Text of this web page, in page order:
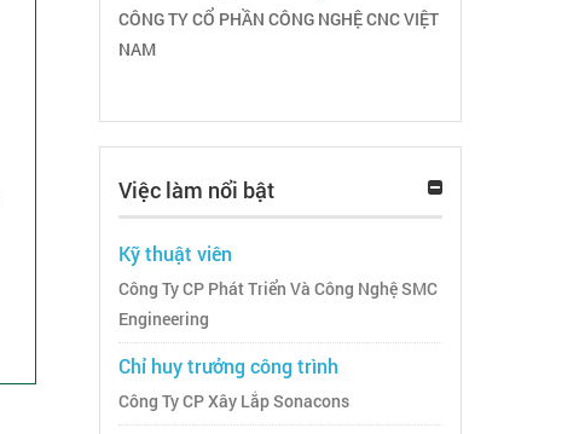
CÔNG TY CỔ PHẦN CÔNG NGHỆ CNC VIỆT
NAM
Việc làm nổi bật
Kỹ thuật viên
Công Ty CP Phát Triển Và Công Nghệ SMC
Engineering
Chỉ huy trưởng công trình
Công Ty CP Xây Lắp Sonacons